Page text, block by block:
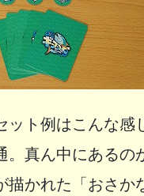
ット例はこんな感
。真ん中にあるの
かれた「おさか